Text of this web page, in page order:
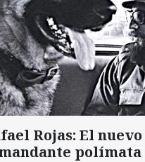
Rojas: El
polímata